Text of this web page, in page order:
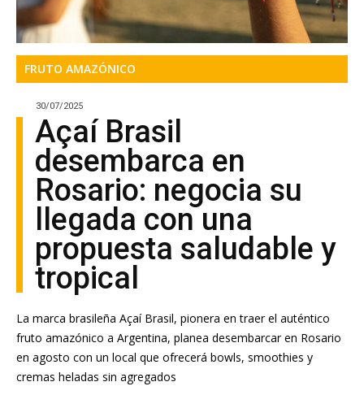
FRUTO AMAZÓNICO
30/07/2025
Açaí Brasil
desembarca en
Rosario: negocia su
llegada con una
propuesta saludable y
tropical
La marca brasileña Açaí Brasil, pionera en traer el auténtico
fruto amazónico a Argentina, planea desembarcar en Rosario
en agosto con un local que ofrecerá bowls, smoothies y
cremas heladas sin agregados